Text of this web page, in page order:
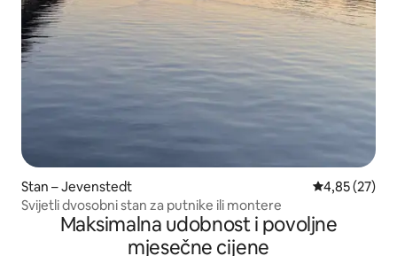
Stan – Jevenstedt Prosječna
4,85 (27)
Svijetli dvosobni stan za putnike ili montere
Maksimalna udobnost i povoljne
mjesečne cijene